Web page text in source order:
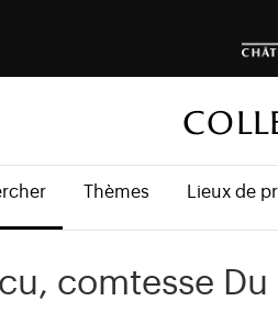
Thèmes Lieux de
comtesse